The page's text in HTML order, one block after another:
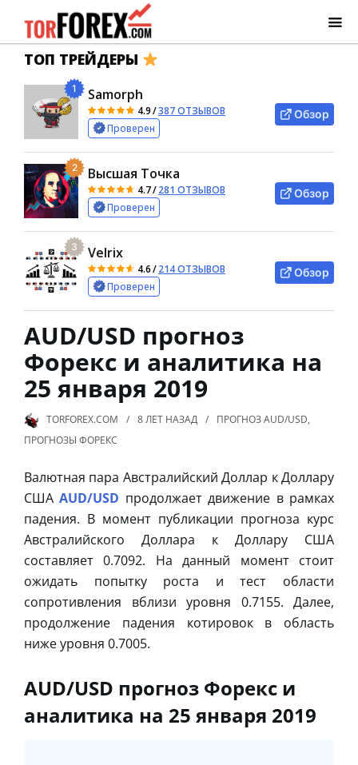
ТОП ТРЕЙДЕРЫ
1 Samorph
4.9/387 ОТЗЫВОВ
Проверен
Обзор
2 Высшая Точка
4.7/281 ОТЗЫВОВ
Проверен
Обзор
3 Velrix
4.6/214 ОТЗЫВОВ
Проверен
Обзор
AUD/USD прогноз
Форекс и аналитика на
25 января 2019
TORFOREX.COM 8 ЛЕТ НАЗАД ПРОГНОЗ AUD/USD,
ПРОГНОЗЫ ФОРЕКС
Валютная пара Австралийский Доллар к Доллару
СШАAUD/USD продолжает движение в рамках
падения. В момент публикации прогноза курс
Австралийского Доллара к Доллару США
составляет 0.7092. На данный момент стоит
ожидать попытку роста и тест области
сопротивления вблизи уровня 0.7155. Далее,
продолжение падения котировок в область
ниже уровня 0.7005.
AUD/USD прогноз Форекс и
аналитика на 25 января 2019